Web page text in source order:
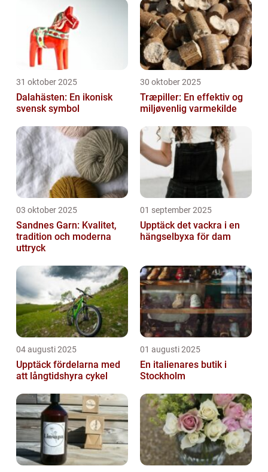
31 oktober 2025
Dalahästen: En ikonisk
svensk symbol
30 oktober 2025
Træpiller: En effektiv og
miljøvenlig varmekilde
03 oktober 2025
Sandnes Garn: Kvalitet,
tradition och moderna
uttryck
01 september 2025
Upptäck det vackra i en
hängselbyxa för dam
04 augusti 2025
Upptäck fördelarna med
att långtidshyra cykel
01 augusti 2025
En italienares butik i
Stockholm